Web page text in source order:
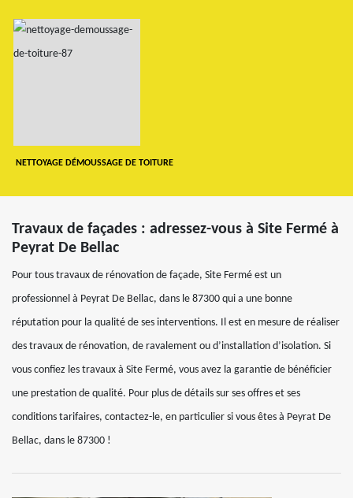
NETTOYAGE DÉMOUSSAGE DE TOITURE
Travaux de façades : adressez-vous à Site Fermé à
Peyrat De Bellac
Pour tous travaux de rénovation de façade, Site Fermé est un
professionnel à Peyrat De Bellac, dans le 87300 qui a une bonne
réputation pour la qualité de ses interventions. Il est en mesure de réaliser
des travaux de rénovation, de ravalement ou d’installation d’isolation. Si
vous confiez les travaux à Site Fermé, vous avez la garantie de bénéficier
une prestation de qualité. Pour plus de détails sur ses offres et ses
conditions tarifaires, contactez-le, en particulier si vous êtes à Peyrat De
Bellac, dans le 87300 !